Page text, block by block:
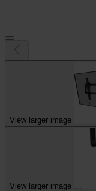
View larger image
View larger image